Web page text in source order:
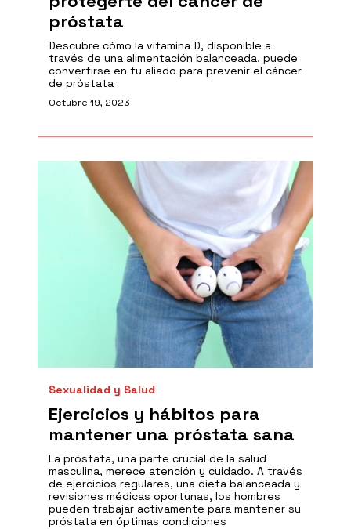
próstata
Descubre cómo la vitamina D, disponible a
través de una alimentación balanceada, puede
convertirse en tu aliado para prevenir el cáncer
de próstata
Octubre 19, 2023
Sexualidad y Salud
Ejercicios y hábitos para
mantener una próstata sana
La próstata, una parte crucial de la salud
masculina, merece atención y cuidado. A través
de ejercicios regulares, una dieta balanceada y
revisiones médicas oportunas, los hombres
pueden trabajar activamente para mantener su
próstata en óptimas condiciones